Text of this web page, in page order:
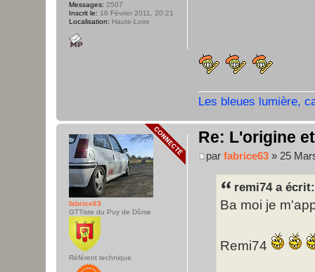
Les bleues lumière,
Messages: 2507
Inscrit le: 16 Février 2011, 20:21
Localisation: Haute-Loire
Re: L'origine
par fabrice63 » 25
remi74 a écrit:
Ba moi je
Remi74
fabrice63
GTTiste du Puy de Dôme
Référent technique